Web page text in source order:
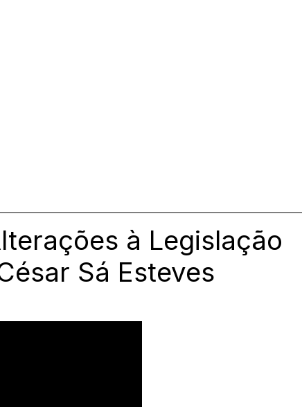
à Legislação
Sá Esteves